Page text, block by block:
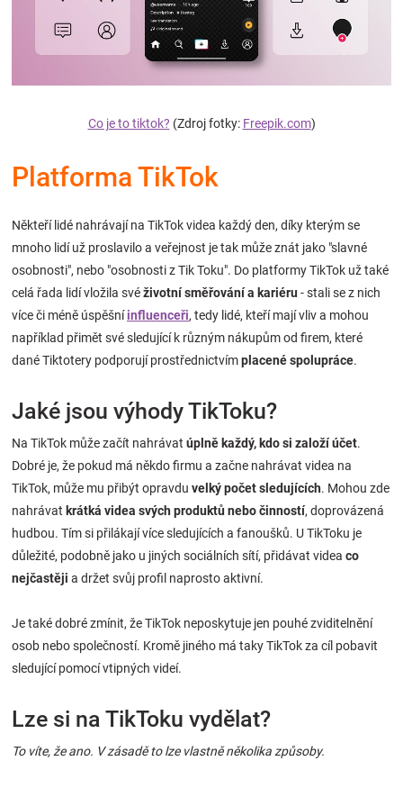
Novinky
Značky
Blog
Hračkářství
Přihlášení
Co je to tiktok? (Zdroj fotky: Freepik.com)
Platforma TikTok
Někteří lidé nahrávají na TikTok videa každý den, díky kterým se
mnoho lidí už proslavilo a veřejnost je tak může znát jako "slavné
osobnosti", nebo "osobnosti z Tik Toku". Do platformy TikTok už také
celá řada lidí vložila svéživotní směřování a kariéru- stali se z nich
více či méně úspěšníinfluenceři, tedy lidé, kteří mají vliv a mohou
například přimět své sledující k různým nákupům od firem, které
dané Tiktotery podporují prostřednictvímplacené spolupráce.
Jaké jsou výhody TikToku?
Na TikTok může začít nahrávat úplně každý, kdo si založí účet.
Dobré je, že pokud má někdo firmu a začne nahrávat videa na
TikTok, může mu přibýt opravdu velký počet sledujících. Mohou zde
nahrávat krátká videa svých produktů nebo činností, doprovázená
hudbou. Tím si přilákají více sledujících a fanoušků. U TikToku je
důležité, podobně jako u jiných sociálních sítí, přidávat videa co
nejčastěji a držet svůj profil naprosto aktivní.
Je také dobré zmínit, že TikTok neposkytuje jen pouhé zviditelnění
osob nebo společností. Kromě jiného má taky TikTok za cíl pobavit
sledující pomocí vtipných videí.
Lze si na TikToku vydělat?
To víte, že ano. V zásadě to lze vlastně několika způsoby.